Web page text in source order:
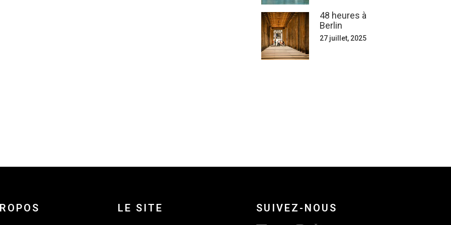
48 heures à
Berlin
27 juillet, 2025
LE SITE SUIVEZ-NOUS